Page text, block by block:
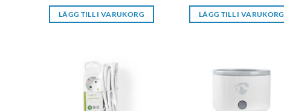
LÄGG TILL I VARUKORG LÄGG TILL I VARUKORG